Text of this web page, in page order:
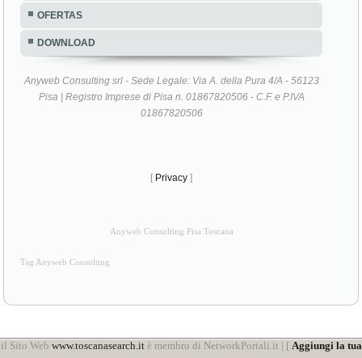
OFERTAS
DOWNLOAD
Anyweb Consulting srl - Sede Legale: Via A. della Pura 4/A - 56123
Pisa | Registro Imprese di Pisa n. 01867820506 - C.F. e P.IVA
01867820506
[ Privacy ]
Anyweb Consulting Pisa Toscana
Tag Anyweb Consulting
il Sito Web www.toscanasearch.itè membro di NetworkPortali.it | [ Aggiungi la tua